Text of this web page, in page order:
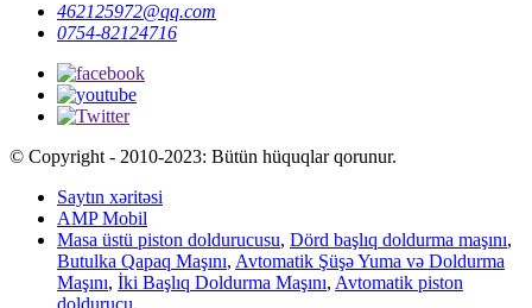
462125972@qq.com
0754-82124716
© Copyright - 2010-2023: Bütün hüquqlar qorunur.
Saytın xəritəsi
AMP Mobil
Masa üstü piston doldurucusu, Dörd başlıq doldurma maşını,
Butulka Qapaq Maşını, Avtomatik Şüşə Yuma və Doldurma
Maşını, İki Başlıq Doldurma Maşını, Avtomatik piston